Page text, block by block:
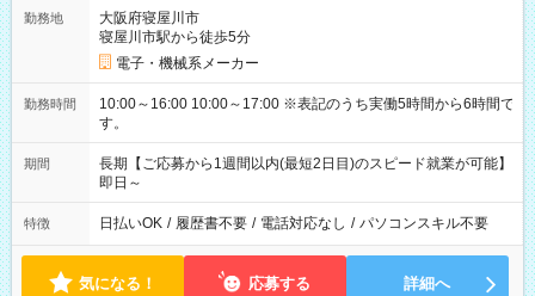
勤務地
大阪府寝屋川市
寝屋川市駅から徒歩5分
電子・機械系メーカー
勤務時間
10:00～16:00 10:00～17:00 ※表記のうち実働5時間から6時間で
す。
期間
長期【ご応募から1週間以内(最短2日目)のスピード就業が可能】
即日～
特徴 日払いOK / 履歴書不要 / 電話対応なし / パソコンスキル不要
気になる！ 応募する 詳細へ